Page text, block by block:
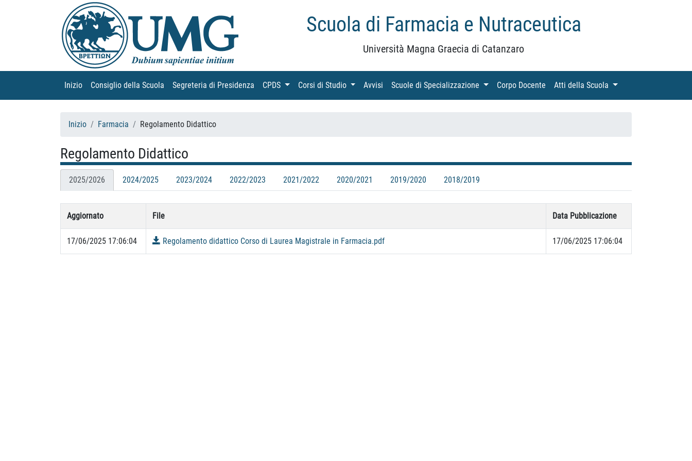
Scuola di Farmacia e Nutraceutica
Università Magna Graecia di Catanzaro
Inizio (current)
Consiglio della Scuola (current)
Segreteria di Presidenza (current)
CPDS (current)Corsi di Studio (current)
Avvisi (current)
Scuole di Specializzazione (current)Corpo Docente (current)
Atti della Scuola (current)
Inizio Farmacia Regolamento Didattico
Regolamento Didattico
2025/2026 2024/2025 2023/2024 2022/2023 2021/2022 2020/2021 2019/2020 2018/2019
Aggiornato File Data Pubblicazione
17/06/2025 17:06:04 Regolamento didattico Corso di Laurea Magistrale in Farmacia.pdf 17/06/2025 17:06:04